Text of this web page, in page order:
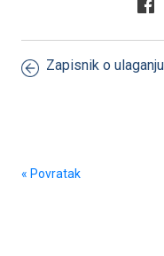
Zapisnik o
« Povratak